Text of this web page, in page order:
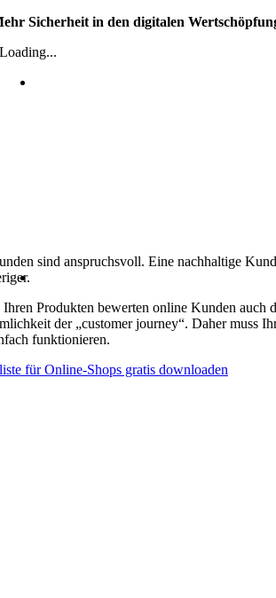
Sicherheit in den digitalen
Loading...
sind anspruchsvoll. Eine nachhaltige
Ihren Produkten bewerten online Kunden auch
der „customer journey“. Daher muss
funktionieren.
für Online-Shops gratis downloaden